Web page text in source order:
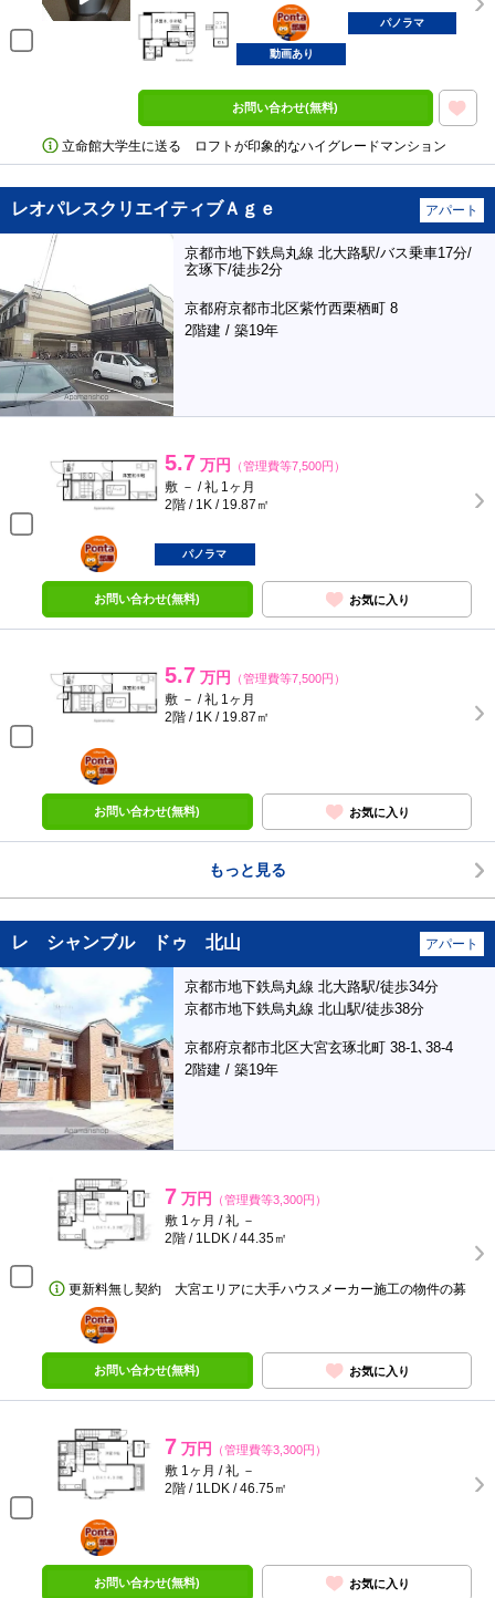
ポンタ
部屋
パノラマ
動画あり
お問い合わせ(無料)
立命館大学生に送る ロフトが印象的なハイグレードマンション
レオパレスクリエイティブＡｇｅ アパート
京都市地下鉄烏丸線 北大路駅/バス乗車17分/
玄琢下/徒歩2分
京都府京都市北区紫竹西栗栖町 8
2階建 / 築19年
5.7 万円 （管理費等7,500円）
敷 － / 礼 1ヶ月
2階 / 1K / 19.87㎡
ポンタ
部屋
パノラマ
お問い合わせ(無料) お気に入り
5.7 万円 （管理費等7,500円）
敷 － / 礼 1ヶ月
2階 / 1K / 19.87㎡
ポンタ
部屋
お問い合わせ(無料) お気に入り
もっと見る
レ シャンブル ドゥ 北山 アパート
京都市地下鉄烏丸線 北大路駅/徒歩34分
京都市地下鉄烏丸線 北山駅/徒歩38分
京都府京都市北区大宮玄琢北町 38-1､38-4
2階建 / 築19年
7 万円 （管理費等3,300円）
敷 1ヶ月 / 礼 －
2階 / 1LDK / 44.35㎡
更新料無し契約 大宮エリアに大手ハウスメーカー施工の物件の募
ポンタ
部屋
お問い合わせ(無料) お気に入り
7 万円 （管理費等3,300円）
敷 1ヶ月 / 礼 －
2階 / 1LDK / 46.75㎡
ポンタ
部屋
お問い合わせ(無料) お気に入り